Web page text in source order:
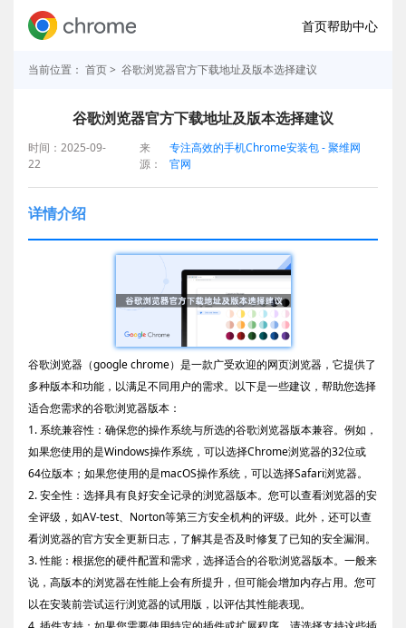
首页帮助中心
当前位置： 首页> 谷歌浏览器官方下载地址及版本选择建议
谷歌浏览器官方下载地址及版本选择建议
时间：2025-09-
22
来
源：
专注高效的手机Chrome安装包 - 聚维网
官网
详情介绍
谷歌浏览器（google chrome）是一款广受欢迎的网页浏览器，它提供了
多种版本和功能，以满足不同用户的需求。以下是一些建议，帮助您选择
适合您需求的谷歌浏览器版本：
1. 系统兼容性：确保您的操作系统与所选的谷歌浏览器版本兼容。例如，
如果您使用的是Windows操作系统，可以选择Chrome浏览器的32位或
64位版本；如果您使用的是macOS操作系统，可以选择Safari浏览器。
2. 安全性：选择具有良好安全记录的浏览器版本。您可以查看浏览器的安
全评级，如AV-test、Norton等第三方安全机构的评级。此外，还可以查
看浏览器的官方安全更新日志，了解其是否及时修复了已知的安全漏洞。
3. 性能：根据您的硬件配置和需求，选择适合的谷歌浏览器版本。一般来
说，高版本的浏览器在性能上会有所提升，但可能会增加内存占用。您可
以在安装前尝试运行浏览器的试用版，以评估其性能表现。